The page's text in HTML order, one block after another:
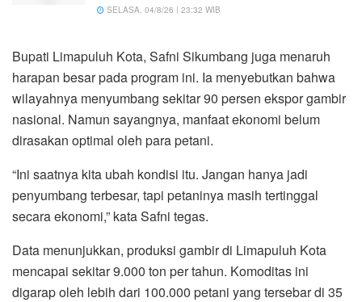
SELASA, 04/8/26 | 23:32 WIB
Bupati Limapuluh Kota, Safni Sikumbang juga menaruh
harapan besar pada program ini. Ia menyebutkan bahwa
wilayahnya menyumbang sekitar 90 persen ekspor gambir
nasional. Namun sayangnya, manfaat ekonomi belum
dirasakan optimal oleh para petani.
“Ini saatnya kita ubah kondisi itu. Jangan hanya jadi
penyumbang terbesar, tapi petaninya masih tertinggal
secara ekonomi,” kata Safni tegas.
Data menunjukkan, produksi gambir di Limapuluh Kota
mencapai sekitar 9.000 ton per tahun. Komoditas ini
digarap oleh lebih dari 100.000 petani yang tersebar di 35